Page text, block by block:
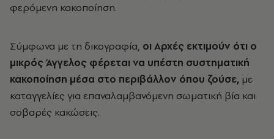
φερόμενη κακοποίηση.
Σύμφωνα με τη δικογραφία, οι Αρχές εκτιμούν ότι ο
μικρός Άγγελος φέρεται να υπέστη συστηματική
κακοποίηση μέσα στο περιβάλλον όπου ζούσε, με
καταγγελίες για επαναλαμβανόμενη σωματική βία και
σοβαρές κακώσεις.